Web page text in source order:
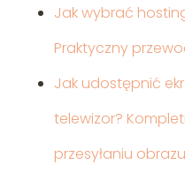
Jak wybrać
Praktyczny
Jak udostępnić
telewizor?
przesyłaniu obrazu